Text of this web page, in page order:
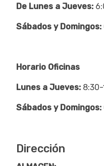
De Lunes a Jueves:
Sábados y Domingos:
Horario Oficinas
Lunes a Jueves:
Sábados y Domingos:
Dirección